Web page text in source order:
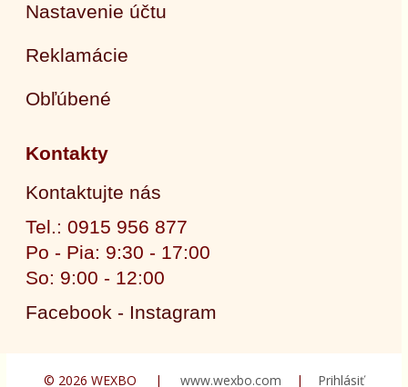
Nastavenie účtu
Reklamácie
Obľúbené
Kontakty
Kontaktujte nás
Tel.: 0915 956 877
Po - Pia: 9:30 - 17:00
So: 9:00 - 12:00
Facebook - Instagram
© 2026 WEXBO | www.wexbo.com | Prihlásiť